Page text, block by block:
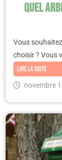
Quel
Vous
choisir ? Vous
Lire la suite
novembre